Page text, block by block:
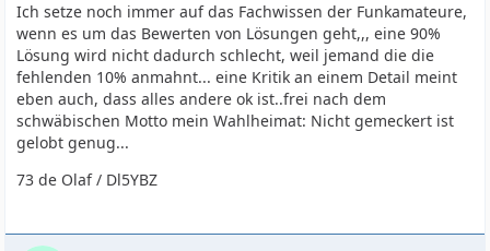
Ich setze noch immer auf das Fachwissen der Funkamateure,
wenn es um das Bewerten von Lösungen geht,,, eine 90%
Lösung wird nicht dadurch schlecht, weil jemand die die
fehlenden 10% anmahnt... eine Kritik an einem Detail meint
eben auch, dass alles andere ok ist..frei nach dem
schwäbischen Motto mein Wahlheimat: Nicht gemeckert ist
gelobt genug...
73 de Olaf / Dl5YBZ